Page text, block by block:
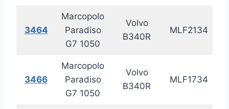
3464
Marcopolo
Paradiso
G7 1050
Volvo
B340R
MLF2134
3466
Marcopolo
Paradiso
G7 1050
Volvo
B340R
MLF1734